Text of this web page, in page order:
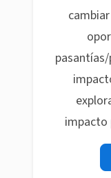
impacto